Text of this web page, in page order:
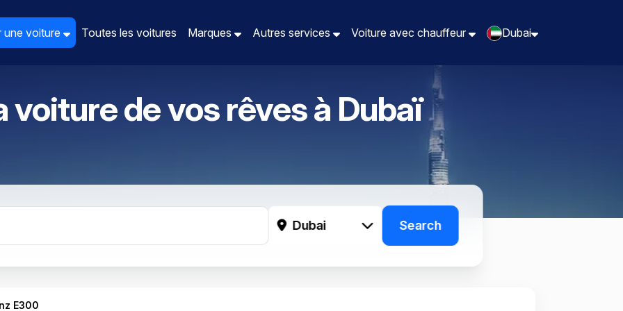
une voiture Toutes les voitures Marques Autres services Voiture avec chauffeur Dubai
une voiture Toutes les voitures Marques Autres services Voiture avec chauffeur Dubai
voiture de vos rêves à Dubaï
Dubai Search
E300